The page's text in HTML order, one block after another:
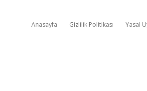
Anasayfa Gizlilik Politikası Yasal